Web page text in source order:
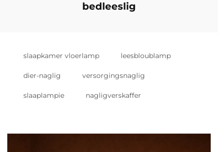
bedleeslig
slaapkamer vloerlamp leesbloublamp
dier-naglig versorgingsnaglig
slaaplampie nagligverskaffer